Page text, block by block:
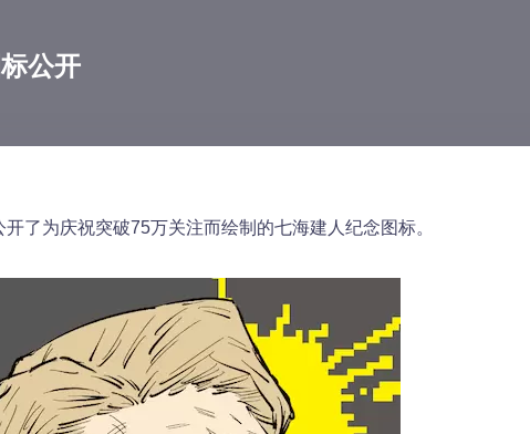
公开
开了为庆祝突破75万关注而绘制的七海建人纪念图标。